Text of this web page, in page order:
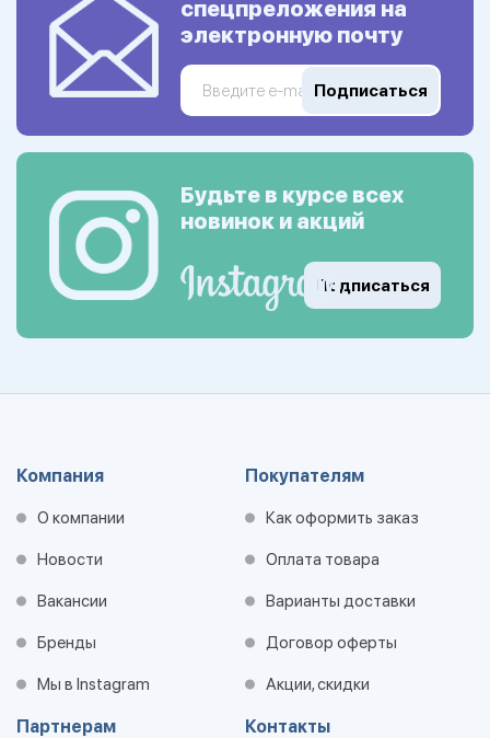
спецпреложения на
электронную почту
Подписаться
Будьте в курсе всех
новинок и акций
Подписаться
Компания
О компании
Новости
Вакансии
Бренды
Мы в Instagram
Покупателям
Как оформить заказ
Оплата товара
Варианты доставки
Договор оферты
Акции, скидки
Партнерам Контакты